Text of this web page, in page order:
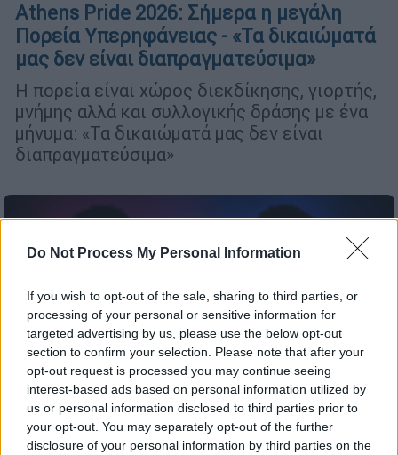
Do Not Process My Personal Information
If you wish to opt-out of the sale, sharing to third parties, or
processing of your personal or sensitive information for
targeted advertising by us, please use the below opt-out
section to confirm your selection. Please note that after your
opt-out request is processed you may continue seeing
interest-based ads based on personal information utilized by
us or personal information disclosed to third parties prior to
your opt-out. You may separately opt-out of the further
disclosure of your personal information by third parties on the
Athens Pride 2026: Σήμερα η μεγάλη
Πορεία Υπερηφάνειας - «Τα δικαιώματά
μας δεν είναι διαπραγματεύσιμα»
Η πορεία είναι χώρος διεκδίκησης, γιορτής,
μνήμης αλλά και συλλογικής δράσης με ένα
μήνυμα: «Τα δικαιώματά μας δεν είναι
διαπραγματεύσιμα»